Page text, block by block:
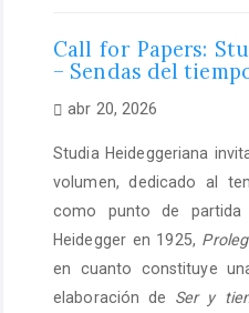
Call for Papers:
– Sendas del
abr 20, 2026
Studia Heideggeriana
volumen, dedicado al
como punto de
Heidegger en 1925,
en cuanto constituye
elaboración de Ser y